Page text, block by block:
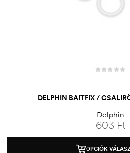
DELPHIN BAITFIX /
Delphin
603 Ft
OPCIÓK